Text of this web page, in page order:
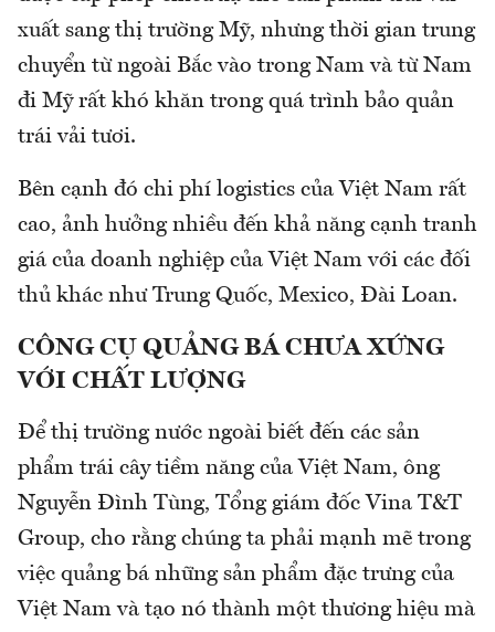
xuất sang thị trường Mỹ, nhưng thời gian trung
chuyển từ ngoài Bắc vào trong Nam và từ Nam
đi Mỹ rất khó khăn trong quá trình bảo quản
trái vải tươi.
Bên cạnh đó chi phí logistics của Việt Nam rất
cao, ảnh hưởng nhiều đến khả năng cạnh tranh
giá của doanh nghiệp của Việt Nam với các đối
thủ khác như Trung Quốc, Mexico, Đài Loan.
CÔNG CỤ QUẢNG BÁ CHƯA XỨNG
VỚI CHẤT LƯỢNG
Để thị trường nước ngoài biết đến các sản
phẩm trái cây tiềm năng của Việt Nam, ông
Nguyễn Đình Tùng, Tổng giám đốc Vina T&T
Group, cho rằng chúng ta phải mạnh mẽ trong
việc quảng bá những sản phẩm đặc trưng của
Việt Nam và tạo nó thành một thương hiệu mà